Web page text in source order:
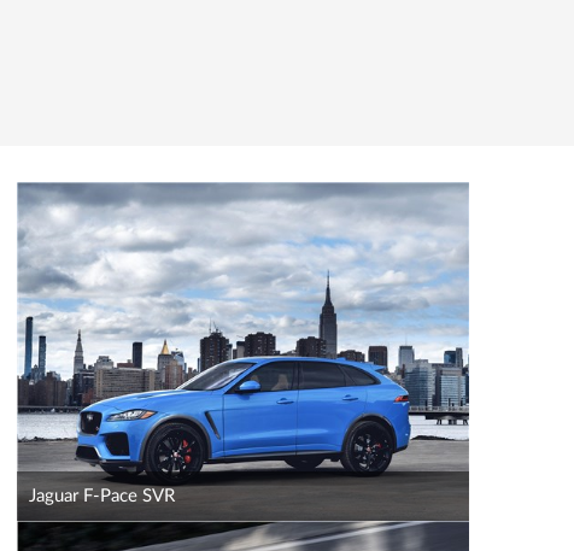
Jaguar F-Pace SVR